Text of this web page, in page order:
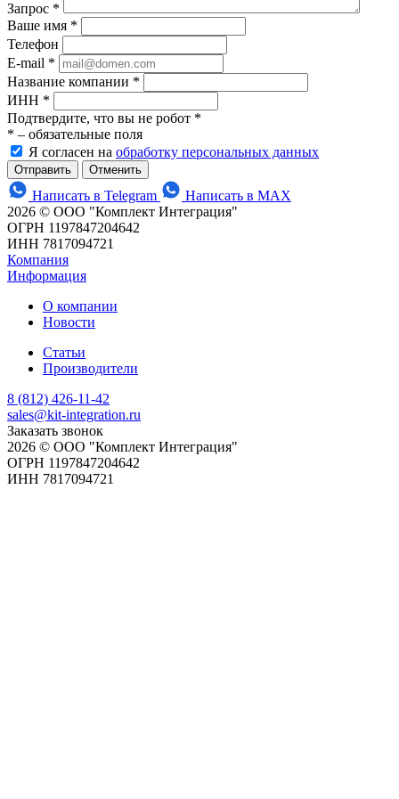
Запрос *
Ваше имя *
Телефон
E-mail *
Название компании *
ИНН *
Подтвердите, что вы не робот *
* – обязательные поля
Я согласен на обработку персональных данных
Отменить
Написать в Telegram
Написать в MAX
2026 © ООО "Комплект Интеграция"
ОГРН 1197847204642
ИНН 7817094721
Компания
Информация
О компании
Новости
Статьи
Производители
8 (812) 426-11-42
sales@kit-integration.ru
Заказать звонок
2026 © ООО "Комплект Интеграция"
ОГРН 1197847204642
ИНН 7817094721